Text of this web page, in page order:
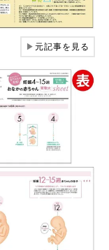
▶元記事を見る